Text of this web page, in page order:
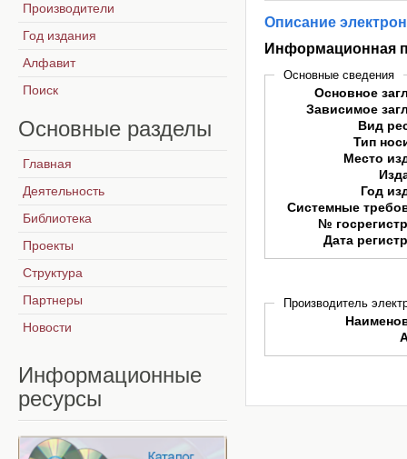
Описание
Информационная
Основные сведения
Основное
Зависимое
Вид
Тип
Место
Год
Системные
№
Дата
Производитель
Производители
Год издания
Алфавит
Поиск
Основные разделы
Главная
Деятельность
Библиотека
Проекты
Структура
Партнеры
Новости
Информационные
ресурсы